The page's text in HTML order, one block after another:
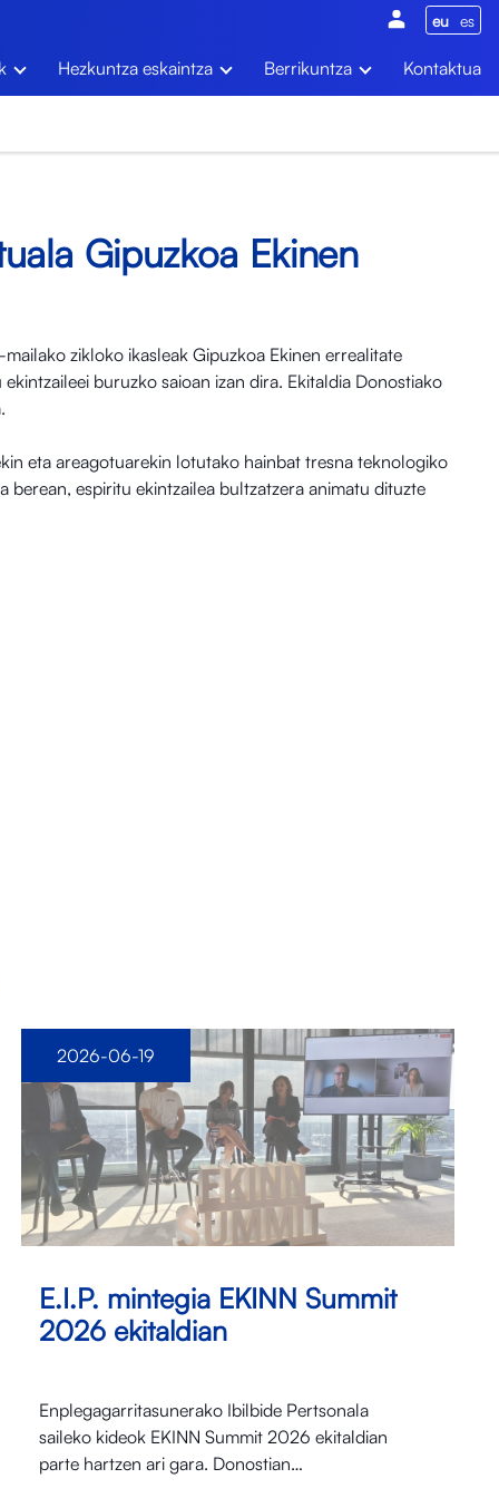
eu es
Hezkuntza eskaintza Berrikuntza Kontaktua
Gipuzkoa Ekinen
zikloko ikasleak Gipuzkoa Ekinen errealitate
buruzko saioan izan dira. Ekitaldia Donostiako
eta areagotuarekin lotutako hainbat tresna teknologiko
berean, espiritu ekintzailea bultzatzera animatu dituzte
E.I.P. mintegia EKINN Summit
2026 ekitaldian
Enplegagarritasunerako Ibilbide Pertsonala
saileko kideok EKINN Summit 2026 ekitaldian
parte hartzen ari gara. Donostian…
2026-06-19